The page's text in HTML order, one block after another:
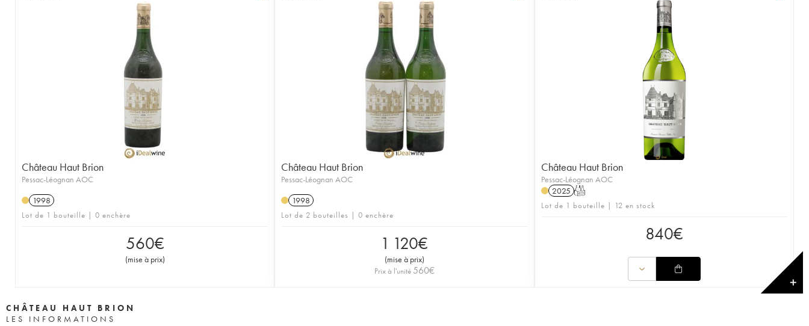
Château Haut Brion
Pessac-Léognan AOC
1998
Lot de 1 bouteille | 0 enchère
560€
(mise à prix)
Château Haut Brion
Pessac-Léognan AOC
1998
Lot de 2 bouteilles | 0 enchère
1 120€
(mise à prix)
Prix à l'unité 560€
Château Haut Brion
Pessac-Léognan AOC
2025 T
Lot de 1 bouteille | 12 en stock
840€
✕
CHÂTEAU HAUT BRION
LES INFORMATIONS